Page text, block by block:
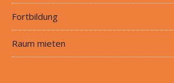
Fortbildung
Raum mieten